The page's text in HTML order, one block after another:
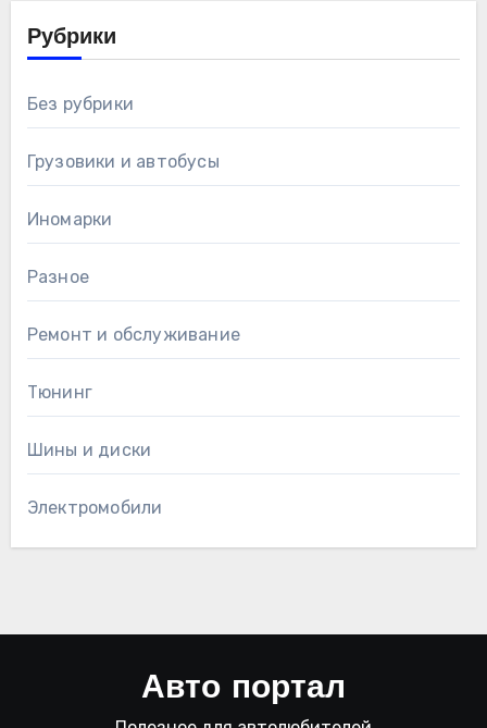
Рубрики
Без рубрики
Грузовики и автобусы
Иномарки
Разное
Ремонт и обслуживание
Тюнинг
Шины и диски
Электромобили
Авто портал